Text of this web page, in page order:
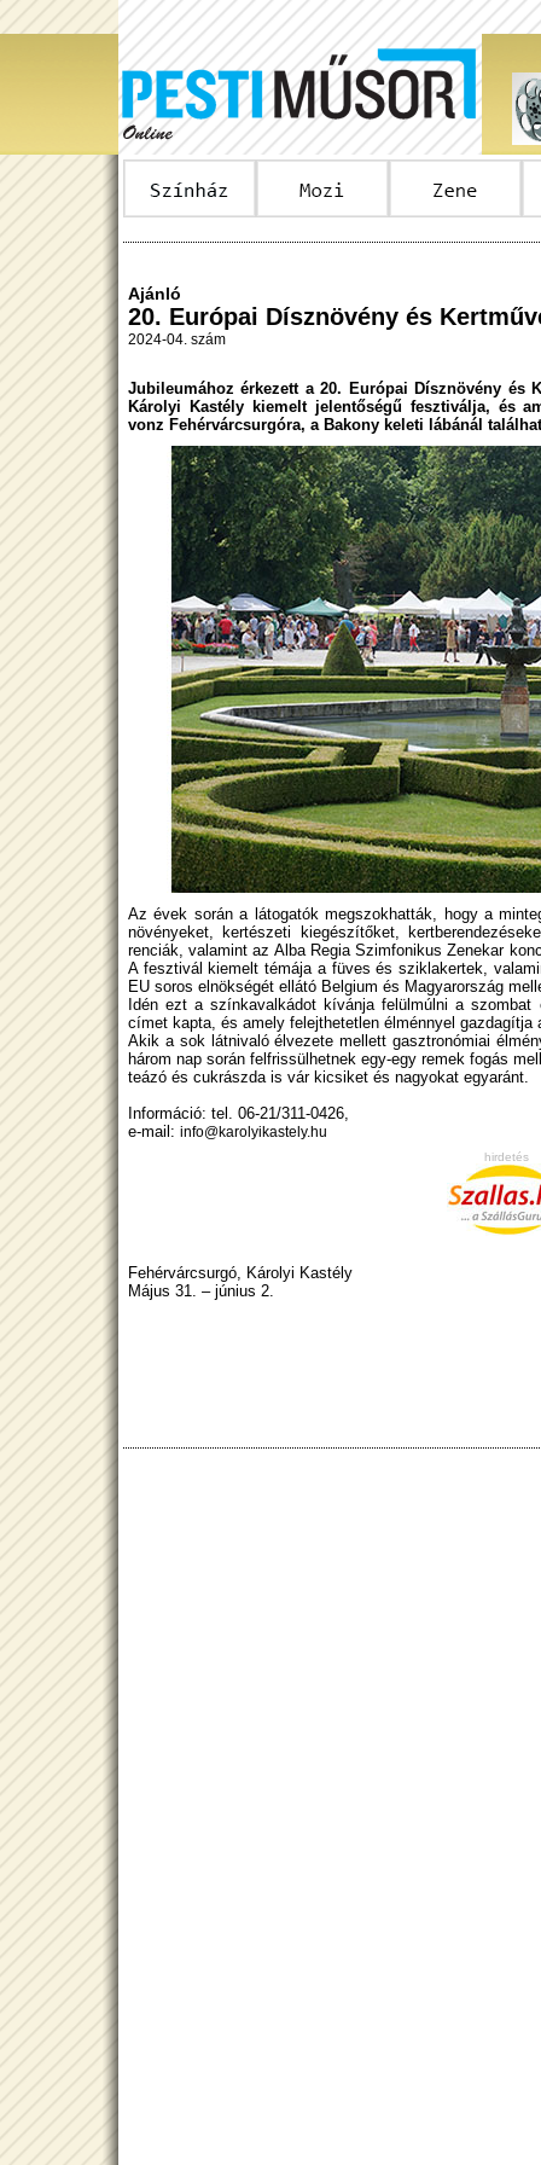
Ajánló
20. Európai Dísznövény és
2024-04. szám
Jubileumához érkezett a 20. Európai Dísznövény és
Károlyi Kastély kiemelt jelentőségű fesztiválja, és
vonz Fehérvárcsurgóra, a Bakony keleti lábánál
Az évek során a látogatók megszokhatták, hogy a
növé­nyeket, kertészeti kiegészítőket,
renciák, valamint az Alba Regia Szimfonikus Zenekar
A fesztivál kiemelt témája a füves és sziklakertek,
EU soros elnökségét ellátó Belgium és Magyarország
Idén ezt a színkavalkádot kívánja felülmúlni a szombat
címet kapta, és amely felejthetetlen élménnyel
Akik a sok látnivaló élvezete mellett gasztronómiai
három nap során felfrissülhetnek egy-egy remek fogás
teázó és cukrászda is vár kicsiket és nagyokat egyaránt.
Információ: tel. 06-21/311-0426,
e-mail: info@karolyikastely.hu
hirdetés
Fehérvárcsurgó, Károlyi Kastély
Május 31. – június 2.